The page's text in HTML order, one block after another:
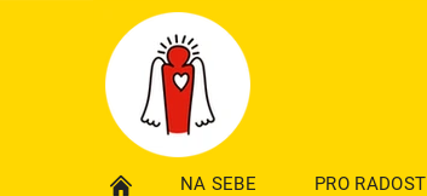
NA SEBE PRO RADOST